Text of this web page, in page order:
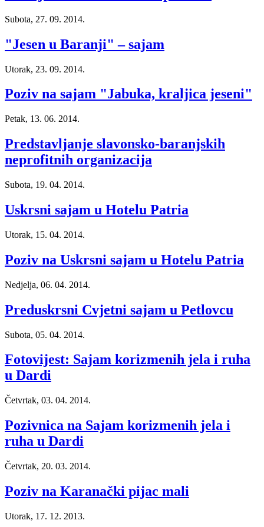
Subota, 27. 09. 2014.
"Jesen u Baranji" – sajam
Utorak, 23. 09. 2014.
Poziv na sajam "Jabuka, kraljica jeseni"
Petak, 13. 06. 2014.
Predstavljanje slavonsko-baranjskih
neprofitnih organizacija
Subota, 19. 04. 2014.
Uskrsni sajam u Hotelu Patria
Utorak, 15. 04. 2014.
Poziv na Uskrsni sajam u Hotelu Patria
Nedjelja, 06. 04. 2014.
Preduskrsni Cvjetni sajam u Petlovcu
Subota, 05. 04. 2014.
Fotovijest: Sajam korizmenih jela i ruha
u Dardi
Četvrtak, 03. 04. 2014.
Pozivnica na Sajam korizmenih jela i
ruha u Dardi
Četvrtak, 20. 03. 2014.
Poziv na Karanački pijac mali
Utorak, 17. 12. 2013.